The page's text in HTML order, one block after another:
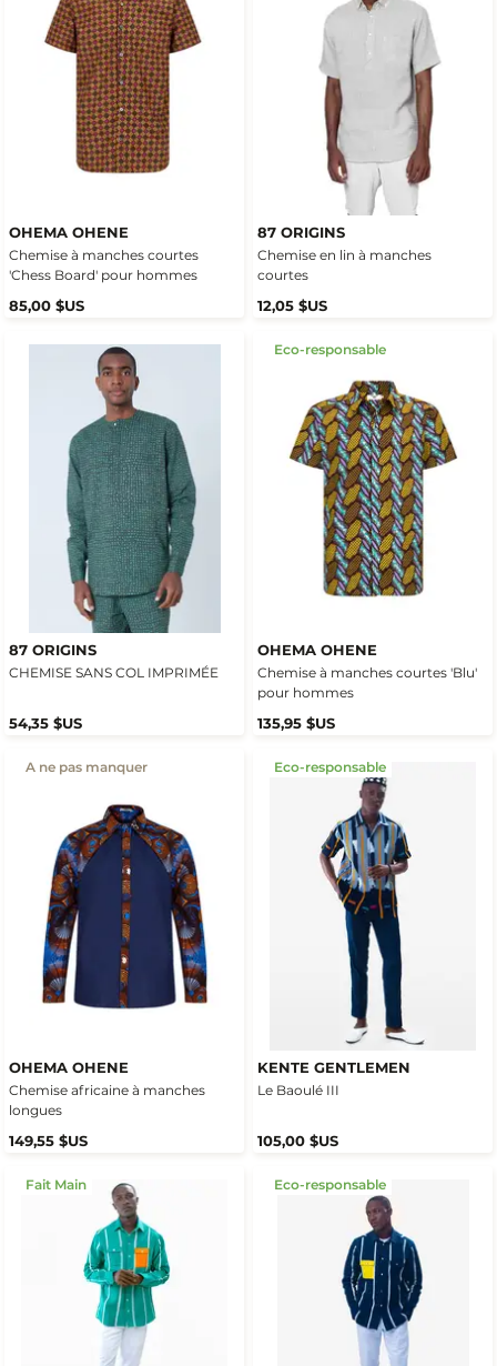
OHEMA OHENE
Chemise à manches courtes
'Chess Board' pour hommes
85,00 $US
87 ORIGINS
Chemise en lin à manches
courtes
12,05 $US
87 ORIGINS
CHEMISE SANS COL IMPRIMÉE
54,35 $US
Eco-responsable
OHEMA OHENE
Chemise à manches courtes 'Blu'
pour hommes
135,95 $US
A ne pas manquer
OHEMA OHENE
Chemise africaine à manches
longues
149,55 $US
Eco-responsable
KENTE GENTLEMEN
Le Baoulé III
105,00 $US
Fait Main Eco-responsable